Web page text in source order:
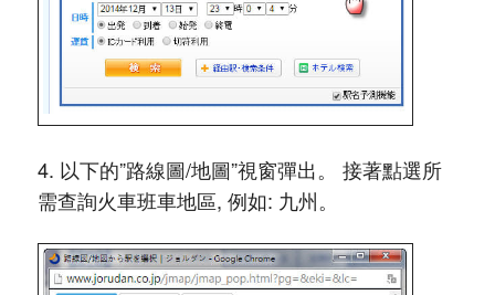
4. 以下的”路線圖/地圖”視窗彈出。 接著點選所
需查詢火車班車地區, 例如: 九州。